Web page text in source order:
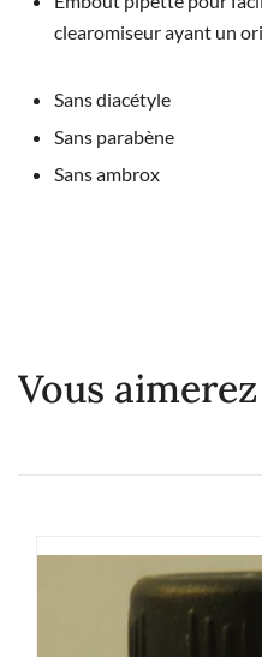
clearomiseur ayant un
Sans diacétyle
Sans parabène
Sans ambrox
Vous